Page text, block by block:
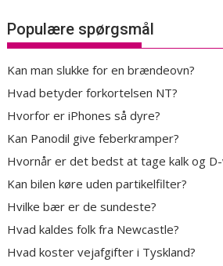
Populære spørgsmål
Kan man slukke for en brændeovn?
Hvad betyder forkortelsen NT?
Hvorfor er iPhones så dyre?
Kan Panodil give feberkramper?
Hvornår er det bedst at tage kalk og
Kan bilen køre uden partikelfilter?
Hvilke bær er de sundeste?
Hvad kaldes folk fra Newcastle?
Hvad koster vejafgifter i Tyskland?